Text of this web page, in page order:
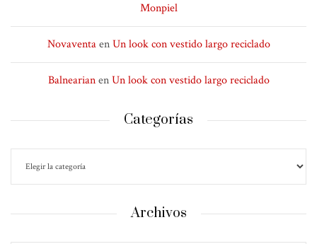
Monpiel
NovaventaenUn look con vestido largo reciclado
BalnearianenUn look con vestido largo reciclado
Categorías
Archivos